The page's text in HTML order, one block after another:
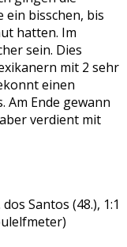
ein bisschen, bis
hatten. Im
sein. Dies
mit 2 sehr
einen
Am Ende gewann
verdient mit
dos Santos (48.), 1:1